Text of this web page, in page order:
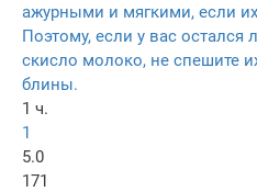
ажурными и мягкими, если
Поэтому, если у вас
скисло молоко, не спешите
блины.
1 ч.
1
5.0
171